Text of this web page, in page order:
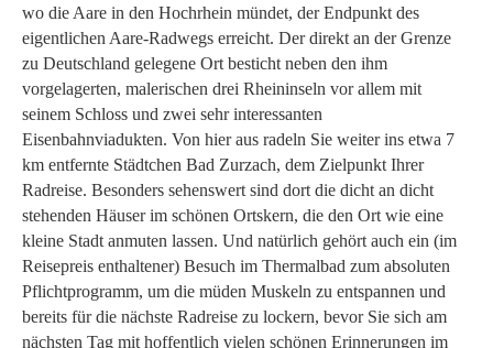
wo die Aare in den Hochrhein mündet, der Endpunkt des
eigentlichen Aare-Radwegs erreicht. Der direkt an der Grenze
zu Deutschland gelegene Ort besticht neben den ihm
vorgelagerten, malerischen drei Rheininseln vor allem mit
seinem Schloss und zwei sehr interessanten
Eisenbahnviadukten. Von hier aus radeln Sie weiter ins etwa 7
km entfernte Städtchen Bad Zurzach, dem Zielpunkt Ihrer
Radreise. Besonders sehenswert sind dort die dicht an dicht
stehenden Häuser im schönen Ortskern, die den Ort wie eine
kleine Stadt anmuten lassen. Und natürlich gehört auch ein (im
Reisepreis enthaltener) Besuch im Thermalbad zum absoluten
Pflichtprogramm, um die müden Muskeln zu entspannen und
bereits für die nächste Radreise zu lockern, bevor Sie sich am
nächsten Tag mit hoffentlich vielen schönen Erinnerungen im